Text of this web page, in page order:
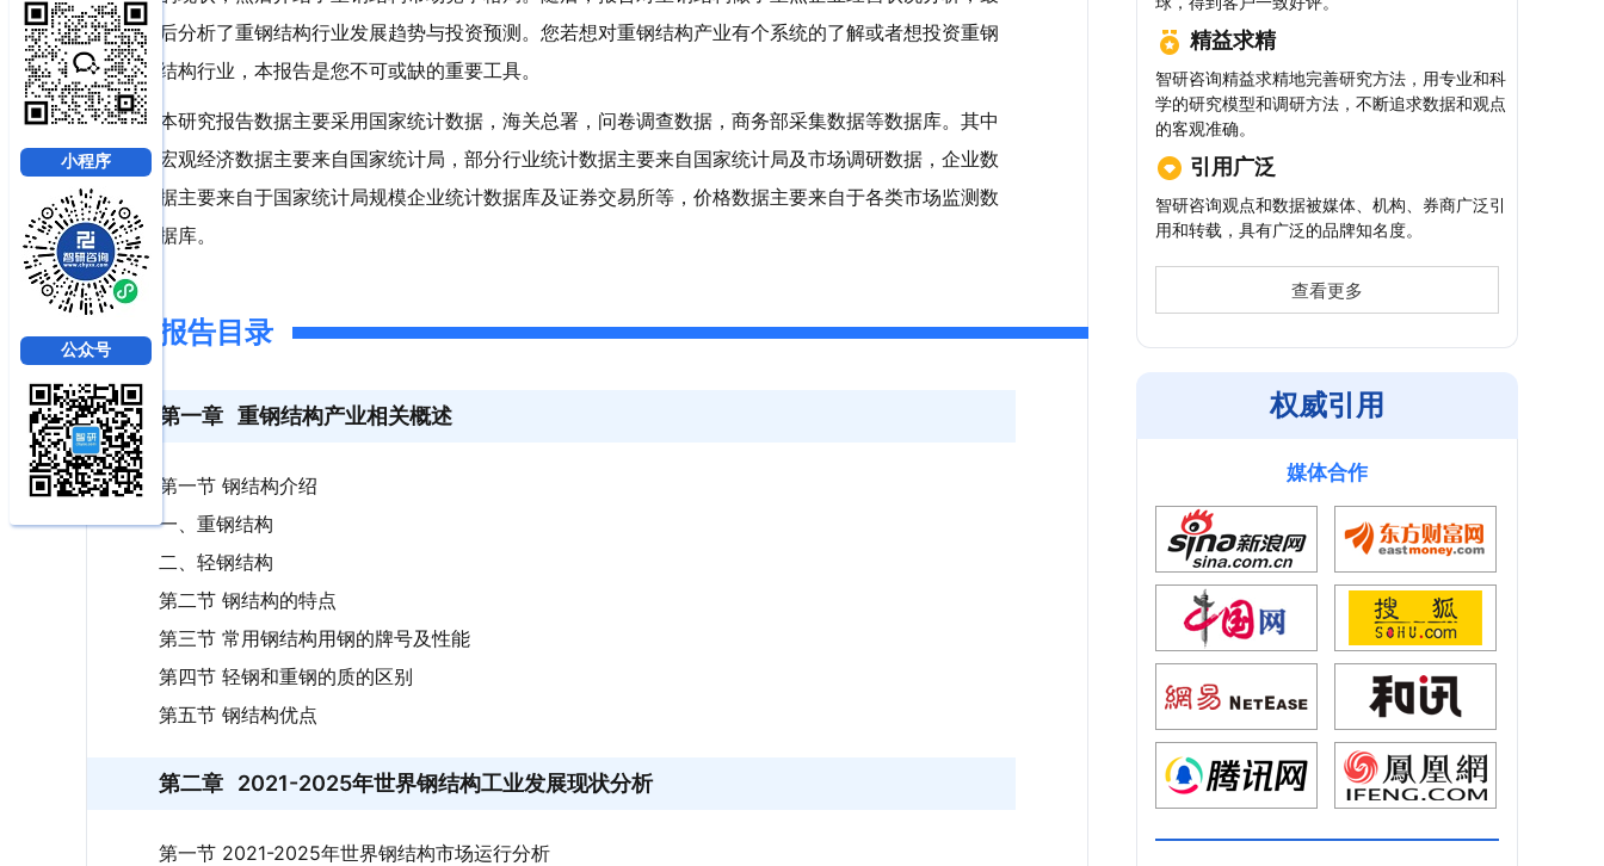
后分析了重钢结构行业发展趋势与投资预测。您若想对重钢结构产业有个系统的了解或者想投资重钢
结构行业，本报告是您不可或缺的重要工具。
本研究报告数据主要采用国家统计数据，海关总署，问卷调查数据，商务部采集数据等数据库。其中
宏观经济数据主要来自国家统计局，部分行业统计数据主要来自国家统计局及市场调研数据，企业数
据主要来自于国家统计局规模企业统计数据库及证券交易所等，价格数据主要来自于各类市场监测数
据库。
报告目录
第一章 重钢结构产业相关概述
第一节 钢结构介绍
一、重钢结构
二、轻钢结构
第二节 钢结构的特点
第三节 常用钢结构用钢的牌号及性能
第四节 轻钢和重钢的质的区别
第五节 钢结构优点
第二章 2021-2025年世界钢结构工业发展现状分析
第一节 2021-2025年世界钢结构市场运行分析
精益求精
智研咨询精益求精地完善研究方法，用专业和科
学的研究模型和调研方法，不断追求数据和观点
的客观准确。
引用广泛
智研咨询观点和数据被媒体、机构、券商广泛引
用和转载，具有广泛的品牌知名度。
查看更多
权威引用
媒体合作
小程序
公众号